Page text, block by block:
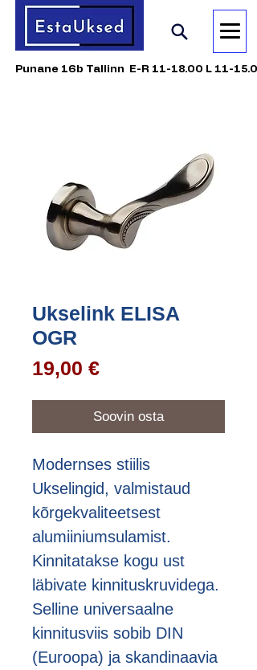
Punane 16b Tallinn E-R 11-18.00 L 11-
Ukselink ELISA
OGR
19,00 €Price
Soovin osta
Modernses stiilis
Ukselingid, valmistaud
kõrgekvaliteetsest
alumiiniumsulamist.
Kinnitatakse kogu ust
läbivate kinnituskruvidega.
Selline universaalne
kinnitusviis sobib DIN
(Euroopa) ja skandinaavia